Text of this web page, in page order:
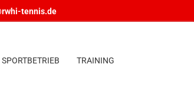
tennis.de
SPORTBETRIEB TRAINING